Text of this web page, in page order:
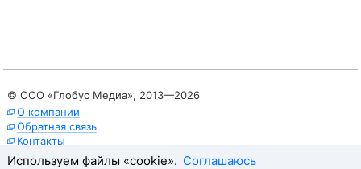
© ООО «Глобус Медиа», 2013—2026
О компании
Обратная связь
Контакты
Политика в отношении обработки персональных данных
Используем файлы «cookie». Соглашаюсь